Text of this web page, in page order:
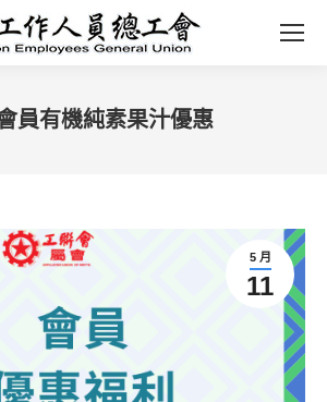
員有機純素果汁優惠
5 月
11